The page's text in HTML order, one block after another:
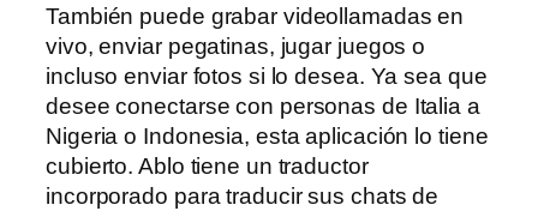
También puede grabar videollamadas en
vivo, enviar pegatinas, jugar juegos o
incluso enviar fotos si lo desea. Ya sea que
desee conectarse con personas de Italia a
Nigeria o Indonesia, esta aplicación lo tiene
cubierto. Ablo tiene un traductor
incorporado para traducir sus chats de